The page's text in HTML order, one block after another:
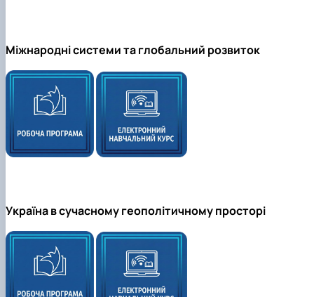
Міжнародні системи та глобальний розвиток
Україна в сучасному геополітичному просторі